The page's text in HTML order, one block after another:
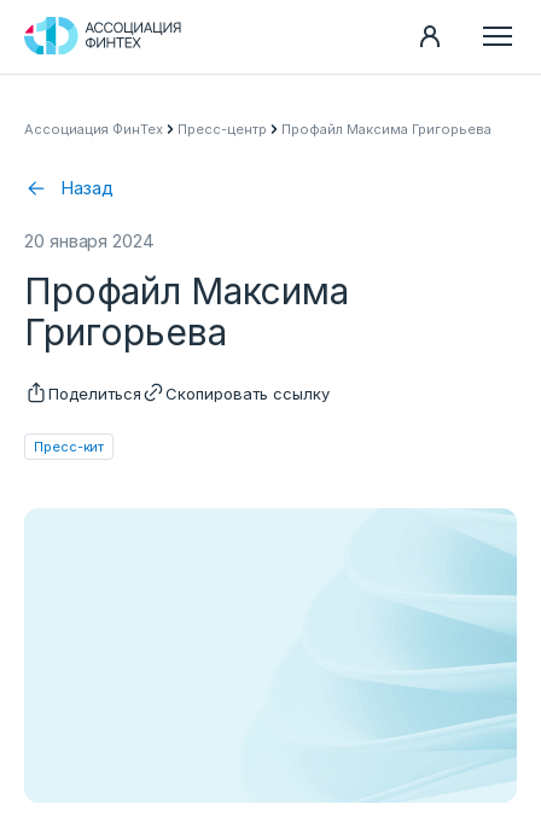
Пресс-центр
Карьера
Контакты
Документы
Ассоциация ФинТех Пресс-центр Профайл Максима Григорьева
Назад
20 января 2024
Пресс-кит
Профайл Максима
Григорьева
Поделиться Скопировать ссылку